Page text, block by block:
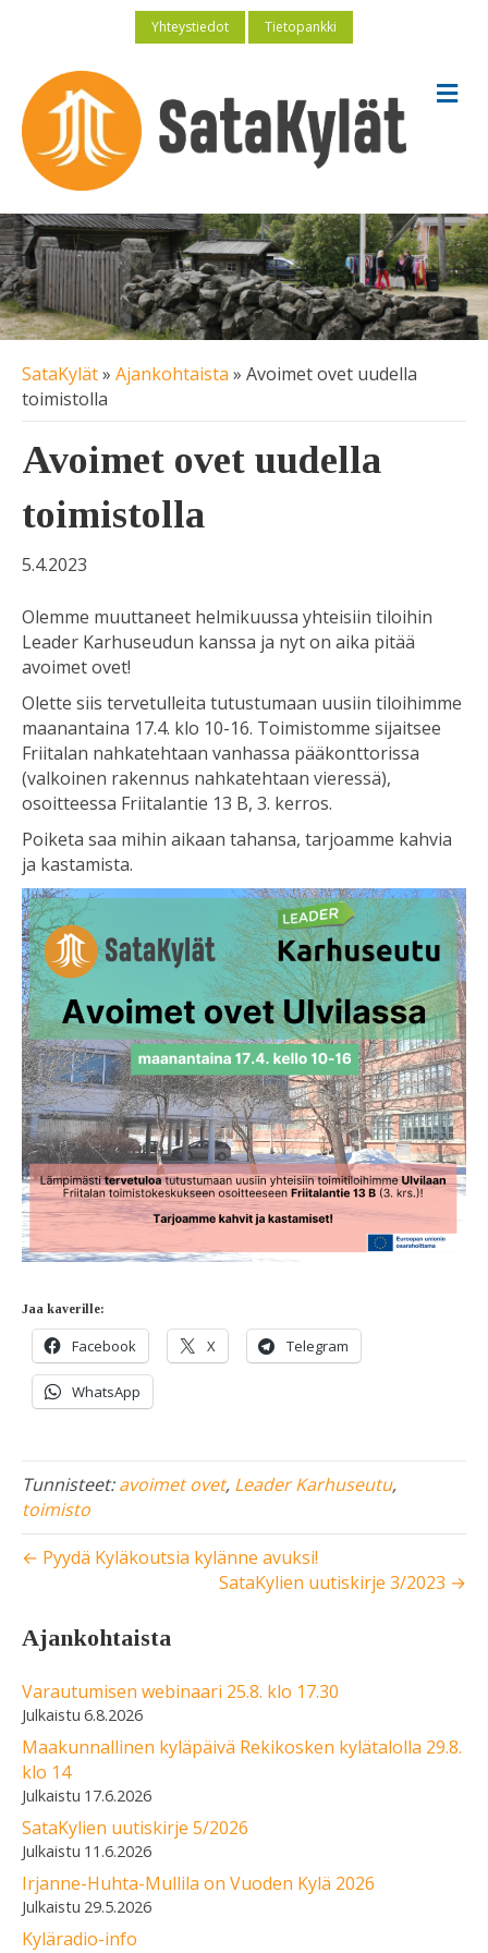
Yhteystiedot Tietopankki
V
a
o
SataKylät» Ajankohtaista » Avoimet ovet uudella
toimistolla
Avoimet ovet uudella
toimistolla
5.4.2023
Olemme muuttaneet helmikuussa yhteisiin tiloihin
Leader Karhuseudun kanssa ja nyt on aika pitää
avoimet ovet!
Olette siis tervetulleita tutustumaan uusiin tiloihimme
maanantaina 17.4. klo 10-16. Toimistomme sijaitsee
Friitalan nahkatehtaan vanhassa pääkonttorissa
(valkoinen rakennus nahkatehtaan vieressä),
osoitteessa Friitalantie 13 B, 3. kerros.
Poiketa saa mihin aikaan tahansa, tarjoamme kahvia
ja kastamista.
Jaa kaverille:
Facebook X Telegram
WhatsApp
Tunnisteet:avoimet ovet, Leader Karhuseutu,
toimisto
← Pyydä Kyläkoutsia kylänne avuksi!
SataKylien uutiskirje 3/2023 →
Ajankohtaista
Varautumisen webinaari 25.8. klo 17.30
6.8.2026
Maakunnallinen kyläpäivä Rekikosken kylätalolla 29.8.
klo 14
17.6.2026
SataKylien uutiskirje 5/2026
11.6.2026
Irjanne-Huhta-Mullila on Vuoden Kylä 2026
29.5.2026
Kyläradio-info